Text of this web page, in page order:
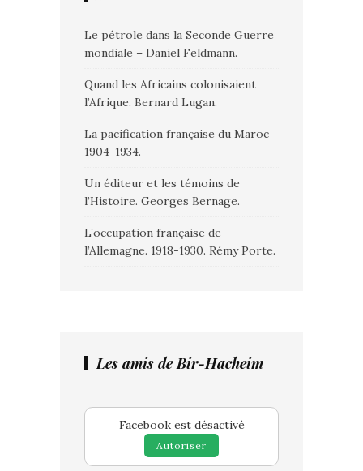
Le pétrole dans la Seconde Guerre
mondiale – Daniel Feldmann.
Quand les Africains colonisaient
l’Afrique. Bernard Lugan.
La pacification française du Maroc
1904-1934.
Un éditeur et les témoins de
l’Histoire. Georges Bernage.
L’occupation française de
l’Allemagne. 1918-1930. Rémy Porte.
Les amis de Bir-Hacheim
Facebook est désactivé
Autoriser